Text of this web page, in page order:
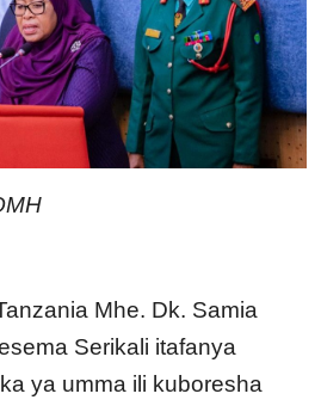
Mhe. Dk. Samia
Serikali itafanya
ya umma ili kuboresha